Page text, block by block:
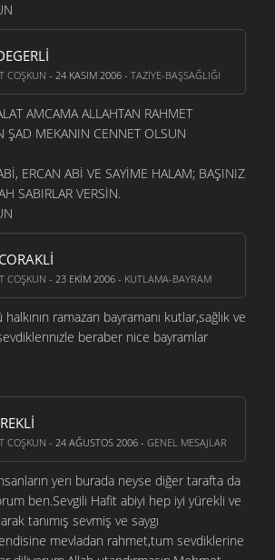
COŞKUN - 24 KASIM 2006 - TAZIYE-BAŞSAĞLIĞI
AMCAMA ALLAHTAN RAHMET
ŞAD MEKANIN CENNET OLSUN
ERCAN ABİ VE SAYİME HALAM; BAŞINIZ
SABIRLAR VERSİN.
COŞKUN - 23 EKIM 2006 - KUTLAMA-BAYRAM
ramazan bayramanı kutlar,sağlık ve
beraber nice bayramlar
COŞKUN - 24 AĞUSTOS 2006 - GENEL MESAJLAR
yerı burada neyse diğer tarafta da
ben.Sevgili Hafit abiyi hep iyi yürekli ve
tanımış sevmiş ve saygı
mevladan rahmet,tum sevdiklerine